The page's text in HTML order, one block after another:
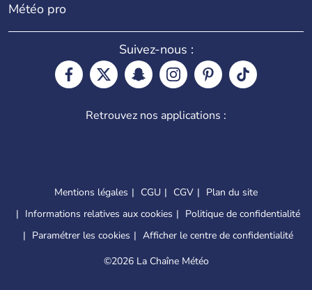
Météo pro
Suivez-nous :
Retrouvez nos applications :
Mentions légales CGU CGV
Plan du site
Informations relatives aux cookies
Politique de confidentialité
Paramétrer les cookies
Afficher le centre de confidentialité
©2026 La Chaîne Météo